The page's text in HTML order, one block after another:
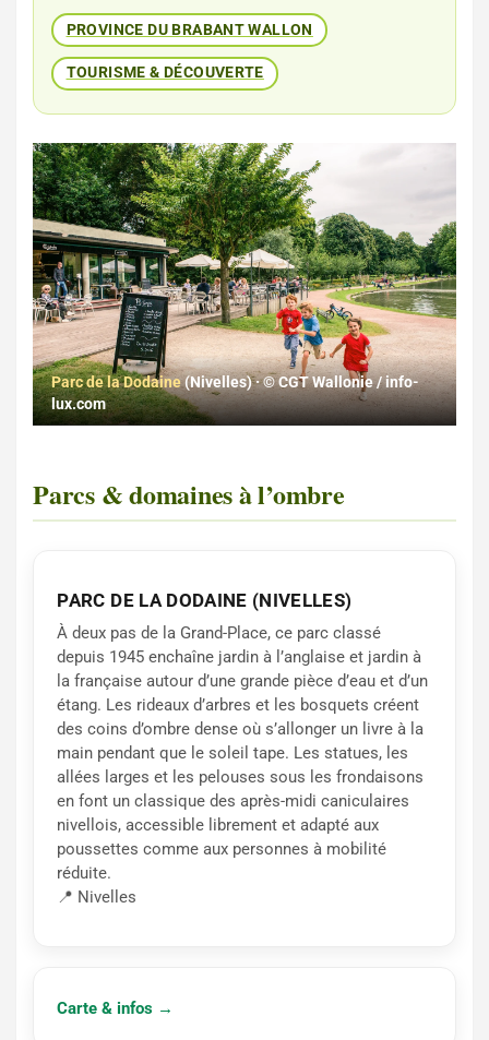
PROVINCE DU BRABANT WALLON
TOURISME & DÉCOUVERTE
Parc de la Dodaine(Nivelles) · © CGT Wallonie / info-
lux.com
Parcs & domaines à l’ombre
PARC DE LA DODAINE (NIVELLES)
À deux pas de la Grand-Place, ce parc classé
depuis 1945 enchaîne jardin à l’anglaise et jardin à
la française autour d’une grande pièce d’eau et d’un
étang. Les rideaux d’arbres et les bosquets créent
des coins d’ombre dense où s’allonger un livre à la
main pendant que le soleil tape. Les statues, les
allées larges et les pelouses sous les frondaisons
en font un classique des après-midi caniculaires
nivellois, accessible librement et adapté aux
poussettes comme aux personnes à mobilité
réduite.
📍 Nivelles
Carte & infos →